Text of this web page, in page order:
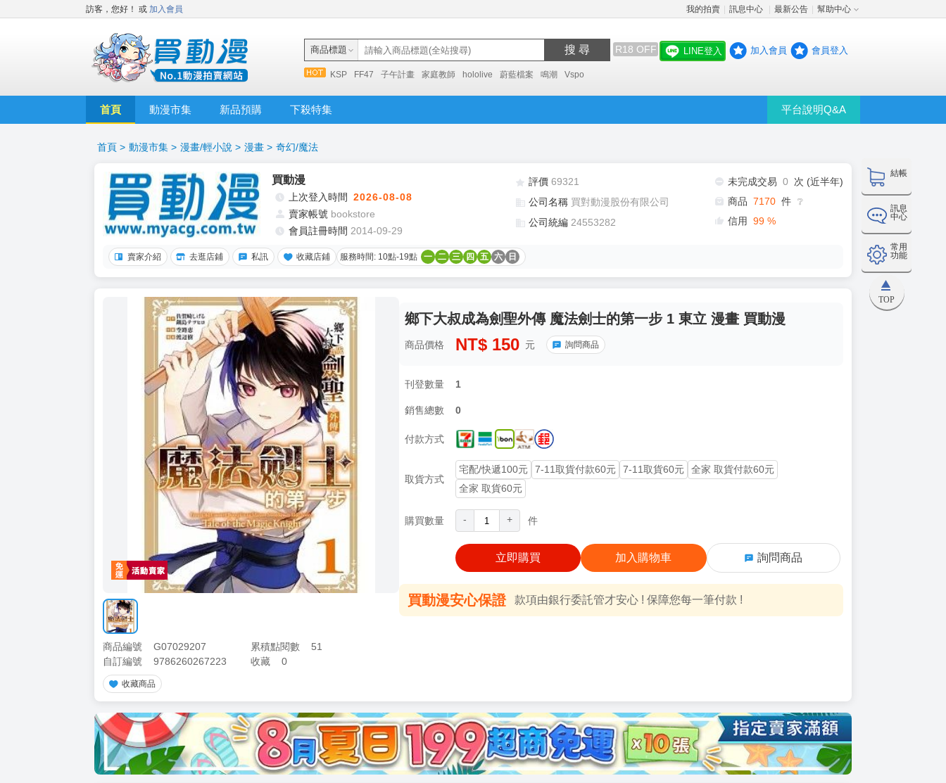
訪客，您好！ 或 加入會員 我的拍賣 訊息中心 最新公告 幫助中心
商品標題 搜 尋 R18 OFF
KSP FF47 子午計畫 家庭教師 hololive 蔚藍檔案 鳴潮 Vspo
LINE登入 加入會員 會員登入
首頁 動漫市集 新品預購 下殺特集 平台說明Q&A
結帳
訊息
中心
常用
功能
TOP
首頁 > 動漫市集 > 漫畫/輕小說 > 漫畫 > 奇幻/魔法
買動漫
上次登入時間 2026-08-08
賣家帳號 bookstore
會員註冊時間 2014-09-29
評價 69321
公司名稱 買對動漫股份有限公司
公司統編 24553282
未完成交易 0
次 (近半年)
商品 7170 件 ❔
信用 99 %
賣家介紹 去逛店鋪 私訊 收藏店鋪 服務時間: 10點-19點 一 二 三 四 五 六 日
商品編號 G07029207 累積點閱數
51
自訂編號
9786260267223 收藏 0
收藏商品
鄉下大叔成為劍聖外傳 魔法劍士的第一步 1 東立 漫畫 買動漫
商品價格 NT$ 150 元 詢問商品
刊登數量 1
銷售總數 0
付款方式
取貨方式
宅配/快遞100元 7-11取貨付款60元 7-11取貨60元
全家 取貨付款60元
全家 取貨60元
購買數量 - + 件
立即購買 加入購物車 詢問商品
買動漫安心保證 款項由銀行委託管才安心 ! 保障您每一筆付款 !